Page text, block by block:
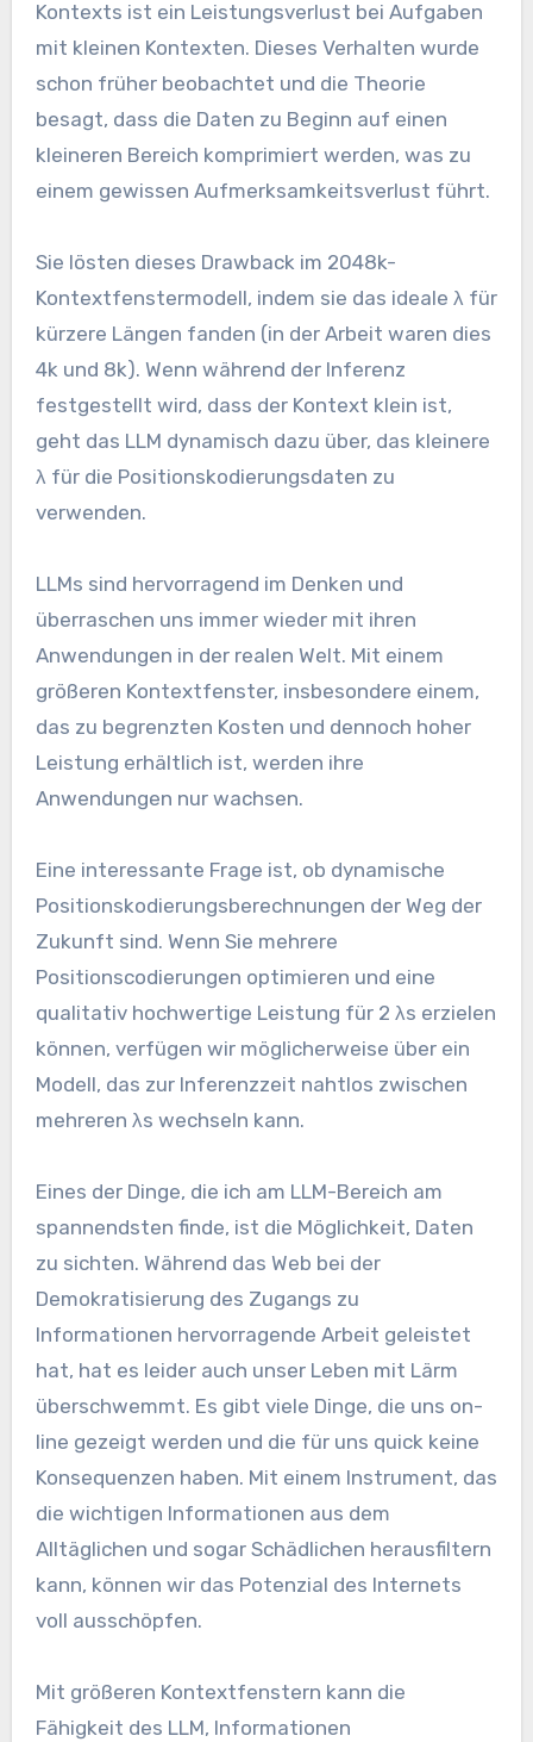
Kontexts ist ein Leistungsverlust bei Aufgaben
mit kleinen Kontexten. Dieses Verhalten wurde
schon früher beobachtet und die Theorie
besagt, dass die Daten zu Beginn auf einen
kleineren Bereich komprimiert werden, was zu
einem gewissen Aufmerksamkeitsverlust führt.
Sie lösten dieses Drawback im 2048k-
Kontextfenstermodell, indem sie das ideale λ für
kürzere Längen fanden (in der Arbeit waren dies
4k und 8k). Wenn während der Inferenz
festgestellt wird, dass der Kontext klein ist,
geht das LLM dynamisch dazu über, das kleinere
λ für die Positionskodierungsdaten zu
verwenden.
LLMs sind hervorragend im Denken und
überraschen uns immer wieder mit ihren
Anwendungen in der realen Welt. Mit einem
größeren Kontextfenster, insbesondere einem,
das zu begrenzten Kosten und dennoch hoher
Leistung erhältlich ist, werden ihre
Anwendungen nur wachsen.
Eine interessante Frage ist, ob dynamische
Positionskodierungsberechnungen der Weg der
Zukunft sind. Wenn Sie mehrere
Positionscodierungen optimieren und eine
qualitativ hochwertige Leistung für 2 λs erzielen
können, verfügen wir möglicherweise über ein
Modell, das zur Inferenzzeit nahtlos zwischen
mehreren λs wechseln kann.
Eines der Dinge, die ich am LLM-Bereich am
spannendsten finde, ist die Möglichkeit, Daten
zu sichten. Während das Web bei der
Demokratisierung des Zugangs zu
Informationen hervorragende Arbeit geleistet
hat, hat es leider auch unser Leben mit Lärm
überschwemmt. Es gibt viele Dinge, die uns on-
line gezeigt werden und die für uns quick keine
Konsequenzen haben. Mit einem Instrument, das
die wichtigen Informationen aus dem
Alltäglichen und sogar Schädlichen herausfiltern
kann, können wir das Potenzial des Internets
voll ausschöpfen.
Mit größeren Kontextfenstern kann die
Fähigkeit des LLM, Informationen